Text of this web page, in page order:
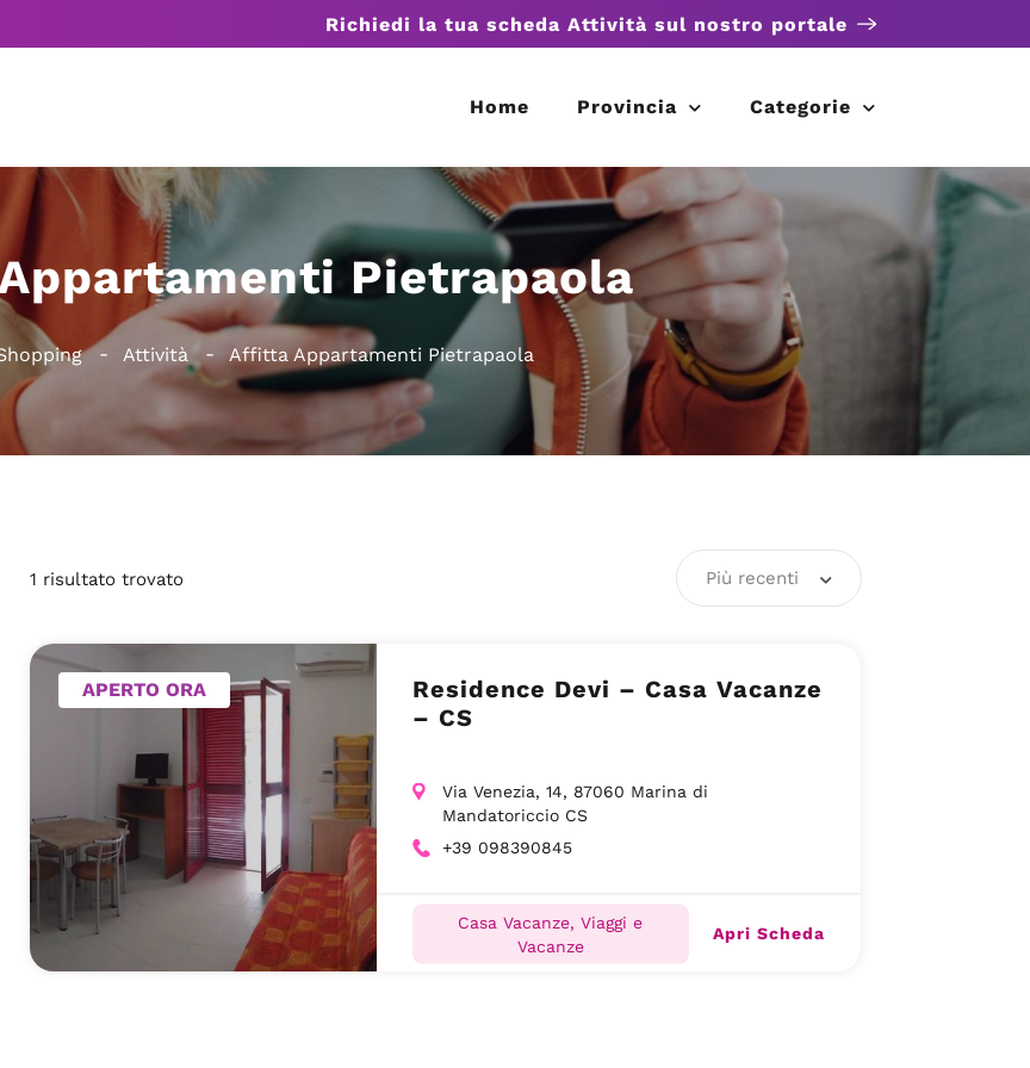
Richiedi la tua scheda Attività sul nostro portale
Home Provincia Categorie
Pietrapaola
Attività Affitta Appartamenti Pietrapaola
1 risultato trovato Più recenti
APERTO ORA
Residence Devi – Casa Vacanze
– CS
Via Venezia, 14, 87060 Marina di
Mandatoriccio CS
+39 098390845
Casa Vacanze, Viaggi e
Vacanze
Apri Scheda